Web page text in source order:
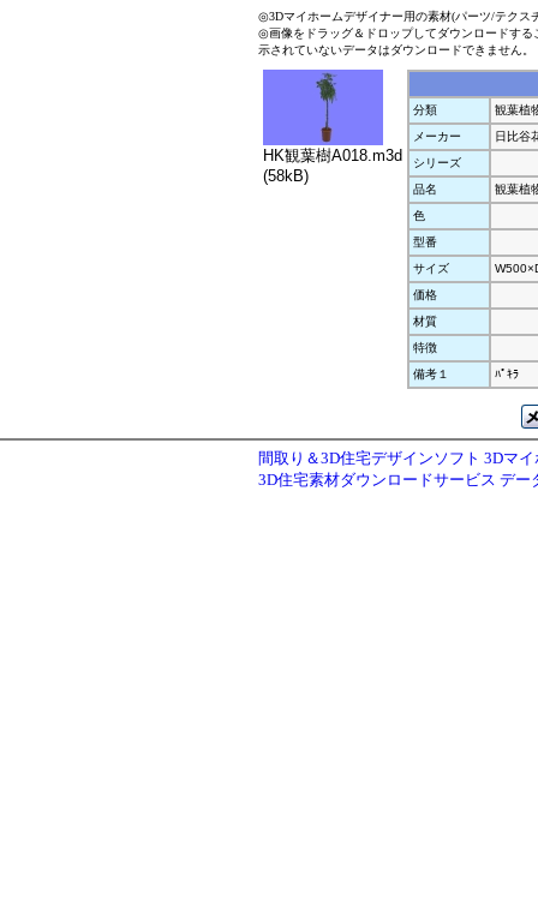
◎3Dマイホームデザイナー用の素材(パーツ/テクス
◎画像をドラッグ＆ドロップしてダウンロードす
示されていないデータはダウンロードできません。
HK観葉樹A018.m3d
(58kB)
分類
観葉植
メーカー
日比谷
シリーズ
品名
観葉植
色
型番
サイズ
価格
材質
特徴
備考１
ﾊﾟｷﾗ
間取り＆3D住宅デザインソフト 3Dマ
3D住宅素材ダウンロードサービス デー